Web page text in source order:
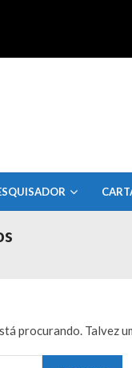
procurando. Talvez